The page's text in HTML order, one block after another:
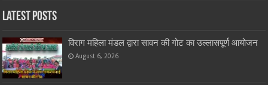
Latest Posts
विराग महिला मंडल द्वारा सावन की गोट का उल्लासपूर्ण आयोजन
August 6, 2026